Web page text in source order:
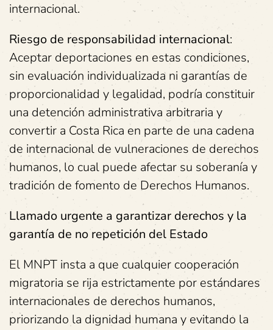
internacional.
Riesgo de responsabilidad internacional:
Aceptar deportaciones en estas condiciones,
sin evaluación individualizada ni garantías de
proporcionalidad y legalidad, podría constituir
una detención administrativa arbitraria y
convertir a Costa Rica en parte de una cadena
de internacional de vulneraciones de derechos
humanos, lo cual puede afectar su soberanía y
tradición de fomento de Derechos Humanos.
Llamado urgente a garantizar derechos y la
garantía de no repetición del Estado
El MNPT insta a que cualquier cooperación
migratoria se rija estrictamente por estándares
internacionales de derechos humanos,
priorizando la dignidad humana y evitando la